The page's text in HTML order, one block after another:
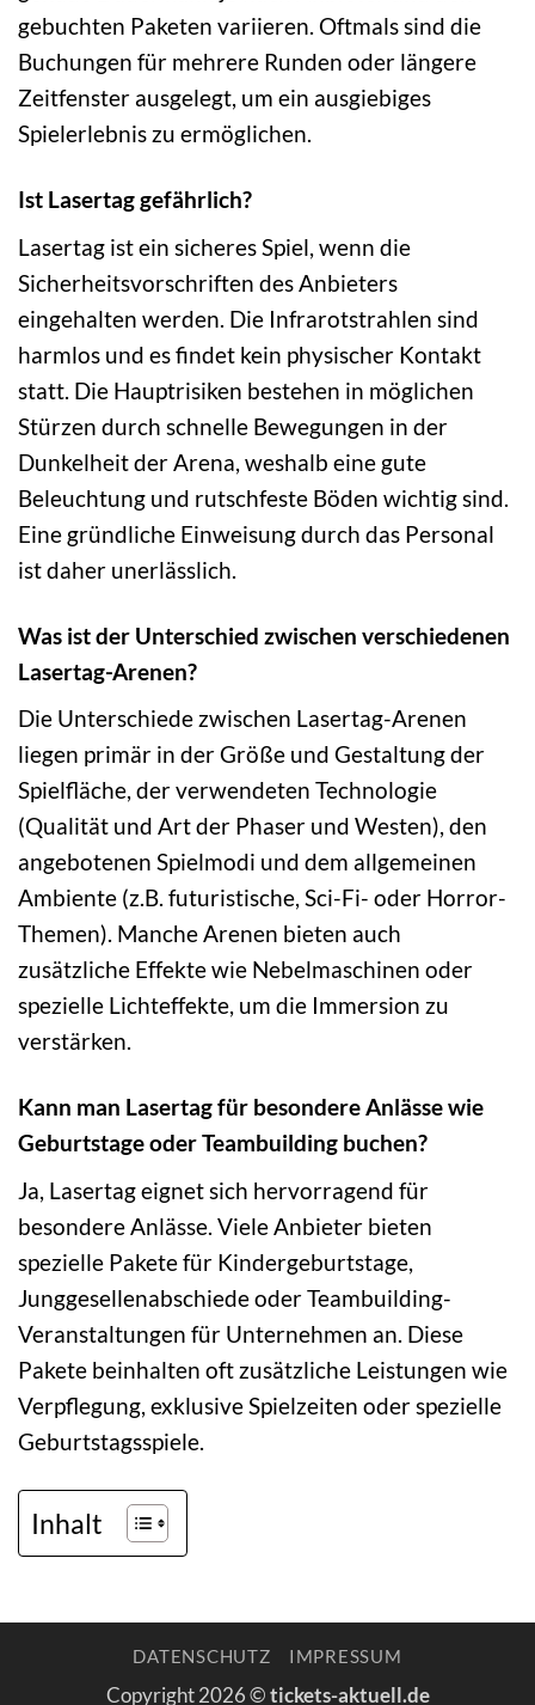
gebuchten Paketen variieren. Oftmals sind die
Buchungen für mehrere Runden oder längere
Zeitfenster ausgelegt, um ein ausgiebiges
Spielerlebnis zu ermöglichen.
Ist Lasertag gefährlich?
Lasertag ist ein sicheres Spiel, wenn die
Sicherheitsvorschriften des Anbieters
eingehalten werden. Die Infrarotstrahlen sind
harmlos und es findet kein physischer Kontakt
statt. Die Hauptrisiken bestehen in möglichen
Stürzen durch schnelle Bewegungen in der
Dunkelheit der Arena, weshalb eine gute
Beleuchtung und rutschfeste Böden wichtig sind.
Eine gründliche Einweisung durch das Personal
ist daher unerlässlich.
Was ist der Unterschied zwischen verschiedenen
Lasertag-Arenen?
Die Unterschiede zwischen Lasertag-Arenen
liegen primär in der Größe und Gestaltung der
Spielfläche, der verwendeten Technologie
(Qualität und Art der Phaser und Westen), den
angebotenen Spielmodi und dem allgemeinen
Ambiente (z.B. futuristische, Sci-Fi- oder Horror-
Themen). Manche Arenen bieten auch
zusätzliche Effekte wie Nebelmaschinen oder
spezielle Lichteffekte, um die Immersion zu
verstärken.
Kann man Lasertag für besondere Anlässe wie
Geburtstage oder Teambuilding buchen?
Ja, Lasertag eignet sich hervorragend für
besondere Anlässe. Viele Anbieter bieten
spezielle Pakete für Kindergeburtstage,
Junggesellenabschiede oder Teambuilding-
Veranstaltungen für Unternehmen an. Diese
Pakete beinhalten oft zusätzliche Leistungen wie
Verpflegung, exklusive Spielzeiten oder spezielle
Geburtstagsspiele.
Inhalt
DATENSCHUTZ IMPRESSUM
Copyright 2026 ©tickets-aktuell.de